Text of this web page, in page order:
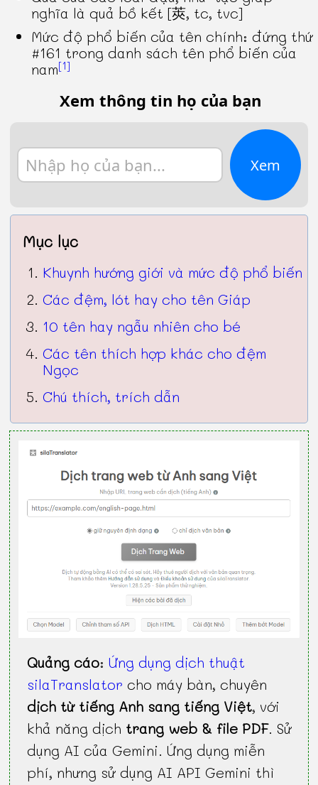
nghĩa là quả bồ kết [莢, tc, tvc]
Mức độ phổ biến của tên chính: đứng thứ
#161 trong danh sách tên phổ biến của
nam[1]
Xem thông tin họ của bạn
Xem
Mục lục
Khuynh hướng giới và mức độ phổ biến
Các đệm, lót hay cho tên Giáp
10 tên hay ngẫu nhiên cho bé
Các tên thích hợp khác cho đệm
Ngọc
Chú thích, trích dẫn
Quảng cáo:Ứng dụng dịch thuật
silaTranslator cho máy bàn, chuyên
dịch từ tiếng Anh sang tiếng Việt, với
khả năng dịch trang web & file PDF. Sử
dụng AI của Gemini. Ứng dụng miễn
phí, nhưng sử dụng AI API Gemini thì